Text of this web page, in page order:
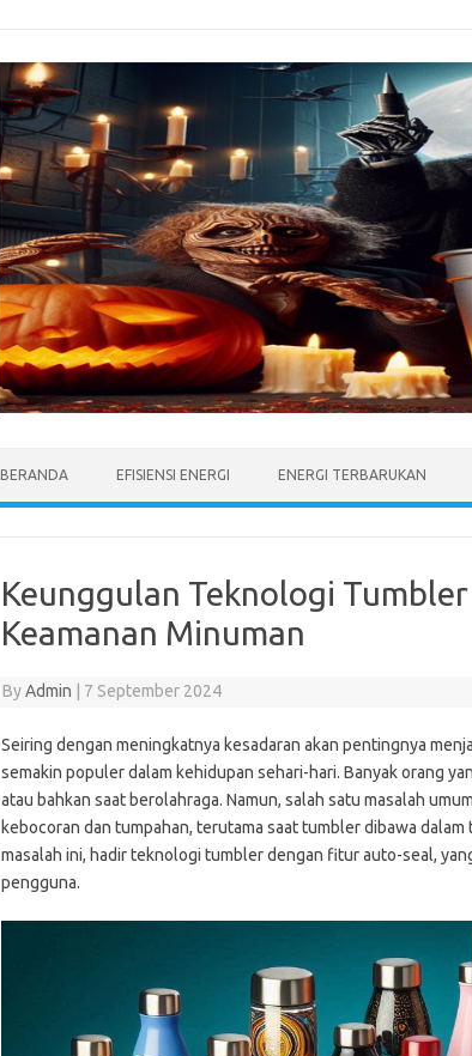
BERANDA EFISIENSI ENERGI ENERGI TERBARUKAN
Keunggulan Teknologi
Keamanan Minuman
ByAdmin 7 September 2024
Seiring dengan meningkatnya kesadaran akan pentingnya
semakin populer dalam kehidupan sehari-hari. Banyak orang
atau bahkan saat berolahraga. Namun, salah satu masalah
kebocoran dan tumpahan, terutama saat tumbler dibawa
masalah ini, hadir teknologi tumbler dengan fitur auto-seal,
pengguna.